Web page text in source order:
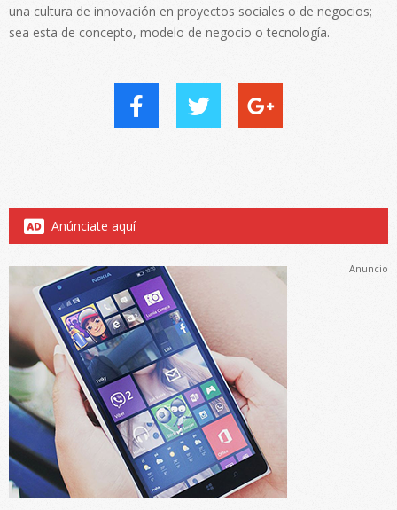
una cultura de innovación en proyectos sociales o de negocios;
sea esta de concepto, modelo de negocio o tecnología.
Anúnciate aquí
Anuncio